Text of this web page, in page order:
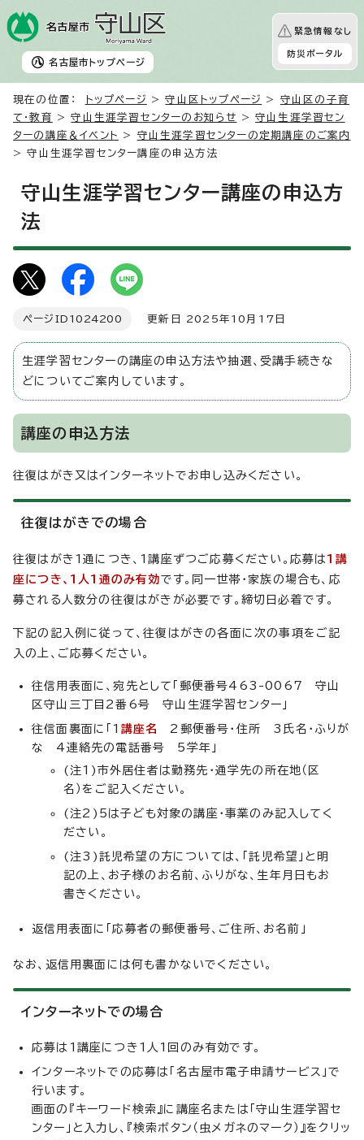
名古屋市 トップページ
緊急情報なし
防災ポータル
現在の位置： トップページ >守山区トップページ > 守山区の子育
て・教育
>守山生涯学習センターのお知らせ >守山生涯学習セン
ターの講座＆イベント
> 守山生涯学習センターの定期講座のご案内
> 守山生涯学習センター講座の申込方法
守山生涯学習センター講座の申込方
法
ページID 1024200 更新日 2025年10月17日
生涯学習センターの講座の申込方法や抽選、受講手続きな
どについてご案内しています。
講座の申込方法
往復はがき又はインターネットでお申し込みください。
往復はがきでの場合
往復はがき1通につき、1講座ずつご応募ください。応募は 1講
座につき、1人1通のみ有効です。同一世帯・家族の場合も、応
募される人数分の往復はがきが必要です。締切日必着です。
下記の記入例に従って、往復はがきの各面に次の事項をご記
入の上、ご応募ください。
往信用表面に、宛先として「郵便番号463-0067 守山
区守山三丁目2番6号 守山生涯学習センター」
往信面裏面に「1 講座名
2郵便番号・住所 3氏名・ふりが
な 4連絡先の電話番号 5学年」
(注1)市外居住者は勤務先・通学先の所在地（区
名）をご記入ください。
(注2)5は子ども対象の講座・事業のみ記入してく
ださい。
(注3)託児希望の方については、「託児希望」と明
記の上、お子様のお名前、ふりがな、生年月日もお
書きください。
返信用表面に「応募者の郵便番号、ご住所、お名前」
なお、返信用裏面には何も書かないでください。
インターネットでの場合
応募は1講座につき1人1回のみ有効です。
インターネットでの応募は「名古屋市電子申請サービス」で
行います。
画面の『キーワード検索』に講座名または「守山生涯学習セ
ンター」と入力し、『検索ボタン（虫メガネのマーク）』をクリッ